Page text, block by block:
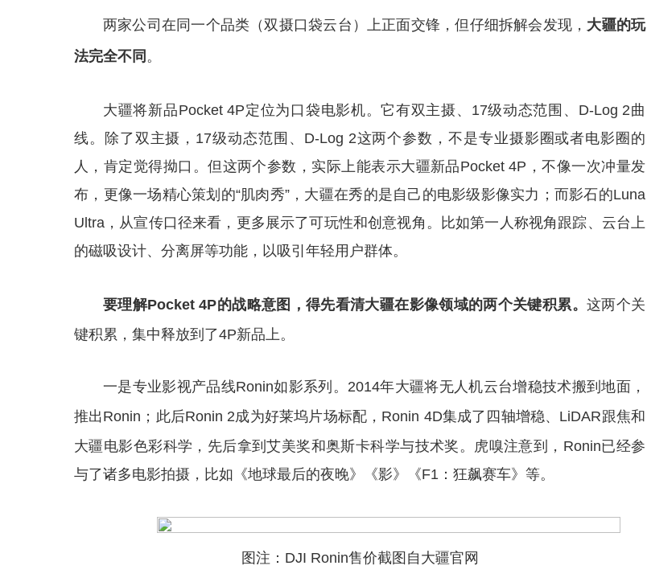
两家公司在同一个品类（双摄口袋云台）上正面交锋，但仔细拆解会发现， 大疆的玩
法完全不同 。
大疆将新品Pocket 4P定位为口袋电影机。它有双主摄、17级动态范围、D-Log 2曲
线。除了双主摄，17级动态范围、D-Log 2这两个参数，不是专业摄影圈或者电影圈的
人，肯定觉得拗口。但这两个参数，实际上能表示大疆新品Pocket 4P，不像一次冲量发
布，更像一场精心策划的“肌肉秀”，大疆在秀的是自己的电影级影像实力；而影石的Luna
Ultra，从宣传口径来看，更多展示了可玩性和创意视角。比如第一人称视角跟踪、云台上
的磁吸设计、分离屏等功能，以吸引年轻用户群体。
要理解Pocket 4P的战略意图，得先看清大疆在影像领域的两个关键积累。 这两个关
键积累，集中释放到了4P新品上。
一是专业影视产品线Ronin如影系列。2014年大疆将无人机云台增稳技术搬到地面，
推出Ronin；此后Ronin 2成为好莱坞片场标配，Ronin 4D集成了四轴增稳、LiDAR跟焦和
大疆电影色彩科学，先后拿到艾美奖和奥斯卡科学与技术奖。虎嗅注意到，Ronin已经参
与了诸多电影拍摄，比如《地球最后的夜晚》《影》《F1：狂飙赛车》等。
图注：DJI Ronin售价截图自大疆官网